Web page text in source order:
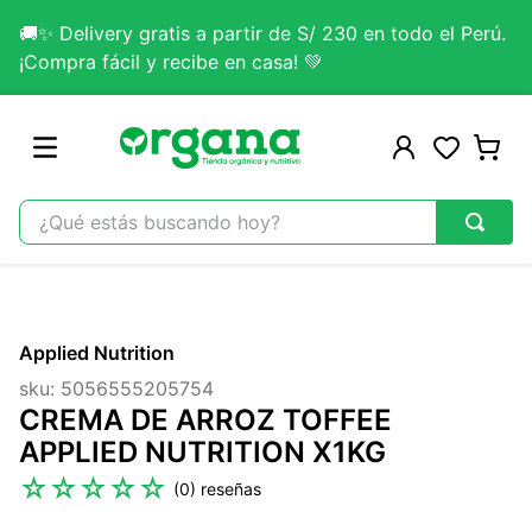
🚚✨ Delivery gratis a partir de S/ 230 en todo el Perú.
¡Compra fácil y recibe en casa! 💚
¿Qué estás buscando hoy?
2.
citrato magnesio
3.
colageno
4.
kefir
5 .
glicinato magnesio
Applied Nutrition
sku: 5056555205754
CREMA DE ARROZ TOFFEE
APPLIED NUTRITION X1KG
☆☆☆☆☆ (0)